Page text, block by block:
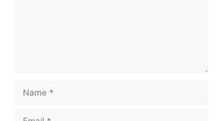
Name
Email